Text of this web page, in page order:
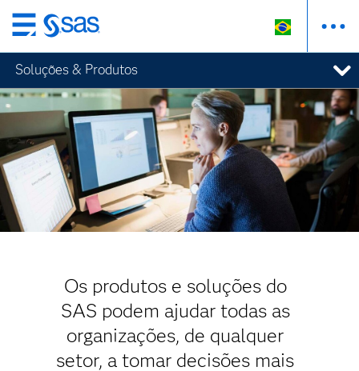
Pular
para
o
conteúdo
principal
Soluções & Produtos
Os produtos e soluções do
SAS podem ajudar todas as
organizações, de qualquer
setor, a tomar decisões mais